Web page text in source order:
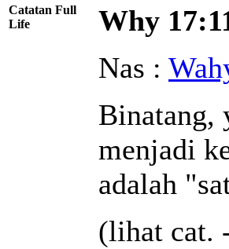
Catatan Full
Life
Why
Nas :
Binatang,
menjadi
adalah
(lihat cat.